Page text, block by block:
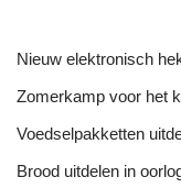
Nieuw elektronisch
Zomerkamp voor het
Voedselpakketten
Brood uitdelen in